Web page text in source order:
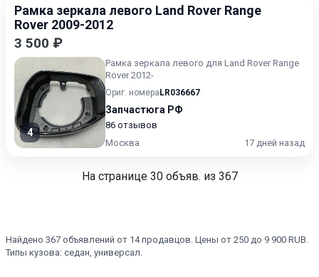
Рамка зеркала левого Land Rover Range
Rover 2009-2012
3 500 ₽
4
Рамка зеркала левого для Land Rover Range
Rover 2012-
Ориг. номера LR036667
Запчастюга РФ
86 отзывов
Москва
17 дней назад
На странице 30объяв. из 367
Найдено 367 объявлений от 14 продавцов. Цены от 250 до 9 900 RUB.
Типы кузова: седан, универсал.